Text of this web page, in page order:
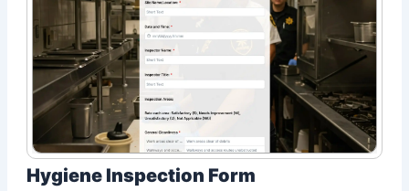
Hygiene Inspection Form